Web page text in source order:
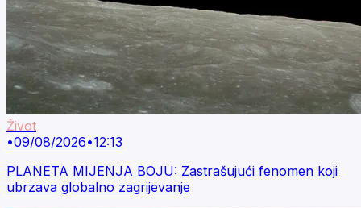
Život
•09/08/2026•12:13
PLANETA MIJENJA BOJU: Zastrašujući fenomen koji
ubrzava globalno zagrijevanje